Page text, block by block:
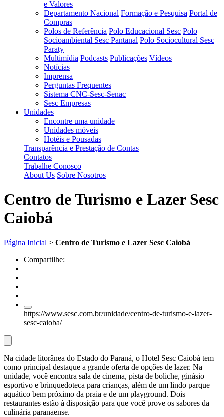
e Valores
Departamento Nacional Formação e Pesquisa Portal de
Compras
Polos de Referência Polo Educacional Sesc Polo
Socioambiental Sesc Pantanal Polo Sociocultural Sesc
Paraty
Multimídia Podcasts Publicações Vídeos
Notícias
Imprensa
Perguntas Frequentes
Sistema CNC-Sesc-Senac
Sesc Empresas
Unidades
Encontre uma unidade
Unidades móveis
Hotéis e Pousadas
Transparência e Prestação de Contas
Contatos
Trabalhe Conosco
About Us Sobre Nosotros
Centro de Turismo e Lazer Sesc
Caiobá
Página Inicial > Centro de Turismo e Lazer Sesc Caiobá
Compartilhe:
https://www.sesc.com.br/unidade/centro-de-turismo-e-lazer-
sesc-caioba/
Na cidade litorânea do Estado do Paraná, o Hotel Sesc Caiobá tem
como principal destaque a grande oferta de opções de lazer. Na
unidade, você encontra sala de cinema, pista de boliche, ginásio
esportivo e brinquedoteca para crianças, além de um lindo parque
aquático bem próximo da praia e de um playground. Dois
restaurantes estão à disposição para que você prove os sabores da
culinária paranaense.